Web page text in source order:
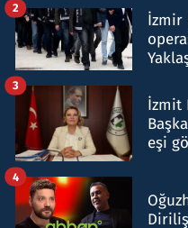
İzmir
2
İzmit
eşi
3
4